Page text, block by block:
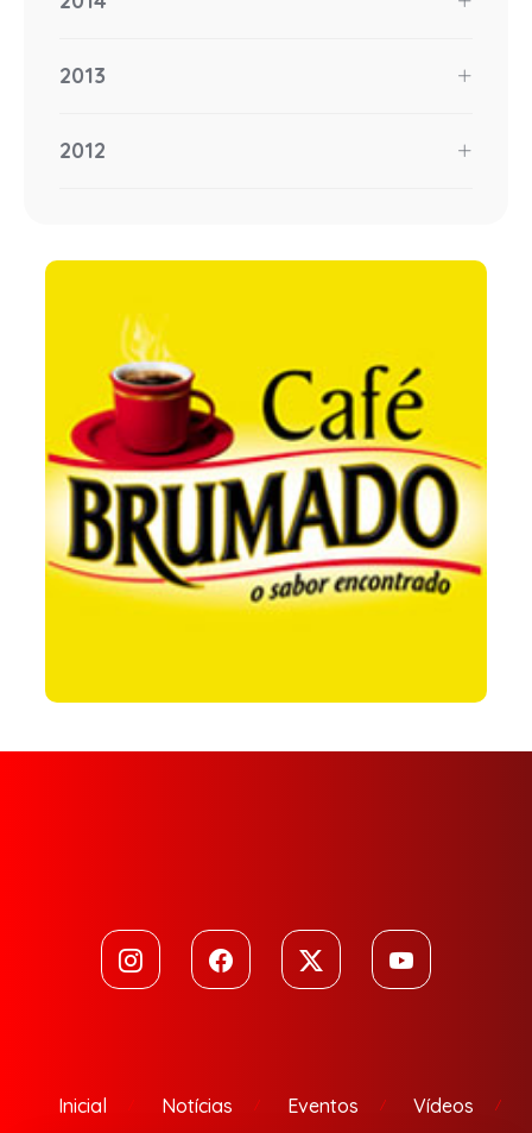
2013
2012
Inicial Notícias Eventos Vídeos